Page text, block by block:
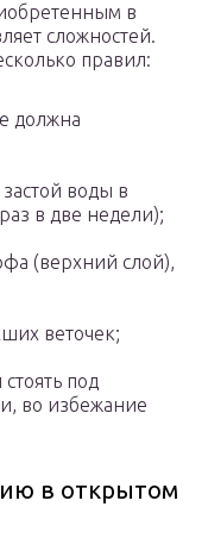
в
сложностей.
правил:
должна
воды в
в две недели);
(верхний слой),
веточек;
под
во избежание
в открытом